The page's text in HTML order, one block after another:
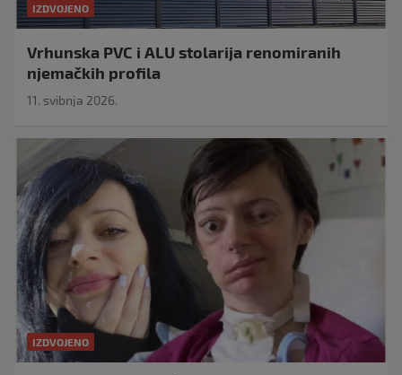
IZDVOJENO
Vrhunska PVC i ALU stolarija renomiranih
njemačkih profila
11. svibnja 2026.
IZDVOJENO